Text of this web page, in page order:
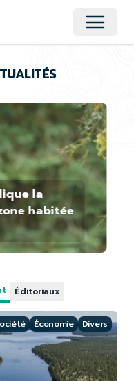
Ouvrir
la
habitée
Éditoriaux
Économie Divers